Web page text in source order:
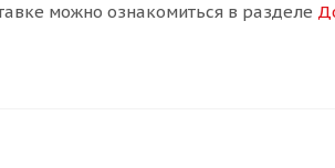
можно ознакомиться в разделе